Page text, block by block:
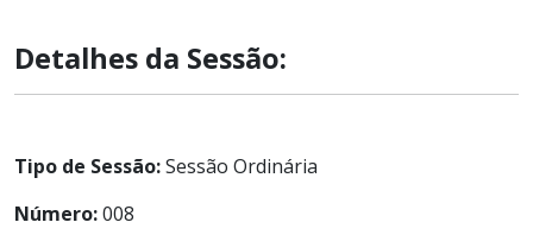
Detalhes da Sessão:
Tipo de Sessão:Sessão Ordinária
Número:008